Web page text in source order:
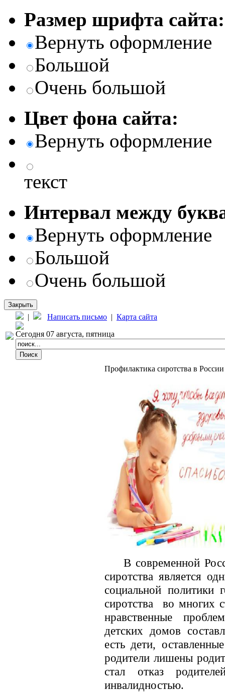
Размер шрифта сайта:
Вернуть оформление
Большой
Очень большой
Цвет фона сайта:
Вернуть оформление
текст
Интервал между
Вернуть оформление
Большой
Очень большой
Закрыть
| Написать письмо | Карта сайта
Сегодня 07 августа, пятница
Профилактика сиротства в России
В современной
сиротства является
социальной политики
сиротства во многих
нравственные
детских домов
есть дети,
родители лишены
стал отказ
инвалидностью.